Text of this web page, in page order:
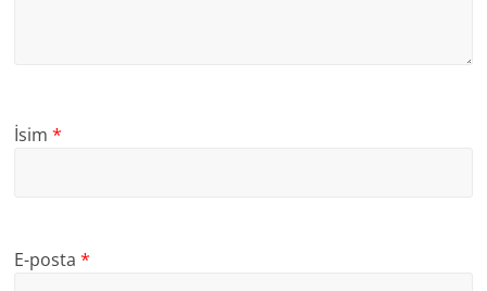
İsim*
E-posta*